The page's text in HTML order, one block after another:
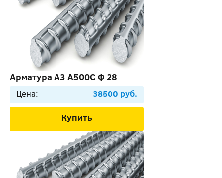
Арматура А3 А500С Ф 28
Цена: 38500 руб.
Купить